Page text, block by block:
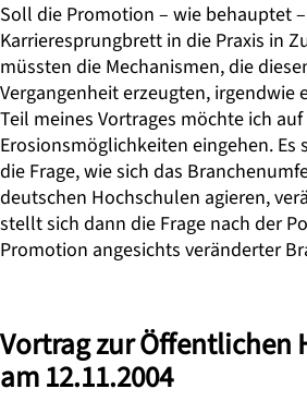
Soll die Promotion – wie behauptet
Karrieresprungbrett in die Praxis in
müssten die Mechanismen, die
Vergangenheit erzeugten, irgendwie
Teil meines Vortrages möchte ich
Erosionsmöglichkeiten eingehen.
die Frage, wie sich das
deutschen Hochschulen agieren,
stellt sich dann die Frage nach der
Promotion angesichts veränderter
Vortrag zur Öffentlichen
am 12.11.2004